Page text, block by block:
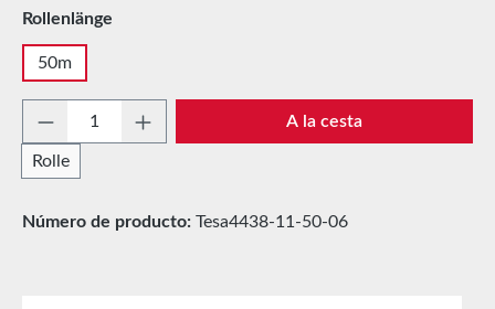
Seleccione
Rollenlänge
50m
Cantidad del producto: introduce la
Rolle
A la cesta
Número de producto: Tesa4438-11-50-06